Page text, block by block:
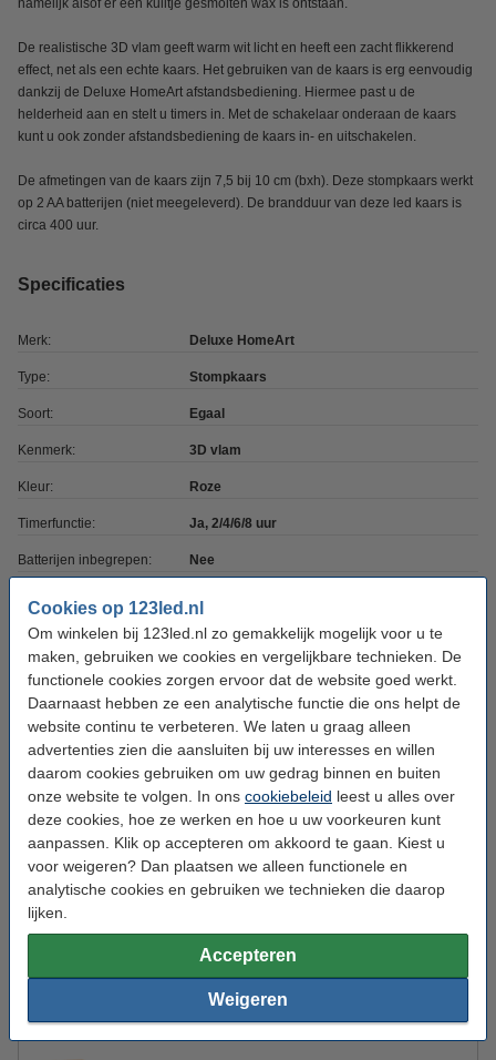
Cookies op 123led.nl
Om winkelen bij 123led.nl zo gemakkelijk mogelijk voor u te
maken, gebruiken we cookies en vergelijkbare technieken. De
functionele cookies zorgen ervoor dat de website goed werkt.
Daarnaast hebben ze een analytische functie die ons helpt de
website continu te verbeteren. We laten u graag alleen
advertenties zien die aansluiten bij uw interesses en willen
daarom cookies gebruiken om uw gedrag binnen en buiten
onze website te volgen. In ons cookiebeleid leest u alles over
deze cookies, hoe ze werken en hoe u uw voorkeuren kunt
aanpassen. Klik op accepteren om akkoord te gaan. Kiest u
voor weigeren? Dan plaatsen we alleen functionele en
analytische cookies en gebruiken we technieken die daarop
lijken.
Accepteren
Weigeren
namelijk alsof er een kuiltje gesmolten wax is ontstaan.
De realistische 3D vlam geeft warm wit licht en heeft een zacht flikkerend
effect, net als een echte kaars. Het gebruiken van de kaars is erg eenvoudig
dankzij de Deluxe HomeArt afstandsbediening. Hiermee past u de
helderheid aan en stelt u timers in. Met de schakelaar onderaan de kaars
kunt u ook zonder afstandsbediening de kaars in- en uitschakelen.
De afmetingen van de kaars zijn 7,5 bij 10 cm (bxh). Deze stompkaars werkt
op 2 AA batterijen (niet meegeleverd). De brandduur van deze led kaars is
circa 400 uur.
Specificaties
Merk: Deluxe HomeArt
Type: Stompkaars
Soort: Egaal
Kenmerk: 3D vlam
Kleur: Roze
Timerfunctie: Ja, 2/4/6/8 uur
Batterijen inbegrepen: Nee
Aantal batterijen: 2
Afmetingen: 7,5 mm x 10 cm (bxh)
Diameter: Ø 7,5 cm
Beschermingsniveau: IP20
Gebruik: Binnen
Branduren: 400 uur
Aantal lampjes: 1
Oud voor nieuw: uw oude apparaat
Afstandsbediening voor Deluxe HomeArt led
€ 10,95 € 9,31